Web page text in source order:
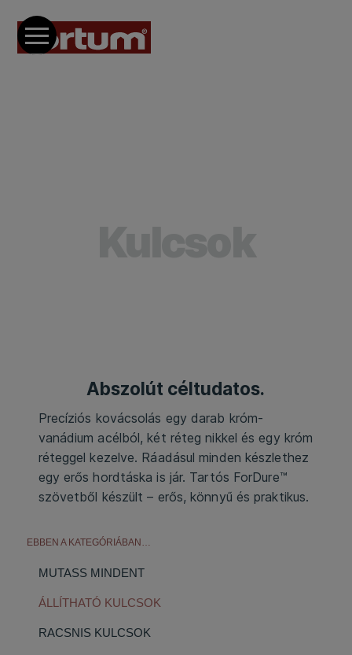
Abszolút céltudatos.
Precíziós kovácsolás egy darab króm-
vanádium acélból, két réteg nikkel és egy króm
réteggel kezelve. Ráadásul minden készlethez
egy erős hordtáska is jár. Tartós ForDure™
szövetből készült – erős, könnyű és praktikus.
EBBEN A KATEGÓRIÁBAN…
MUTASS MINDENT
ÁLLÍTHATÓ KULCSOK
RACSNIS KULCSOK